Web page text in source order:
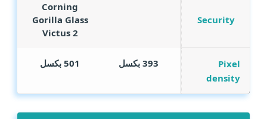
Security
Corning
Gorilla Glass
Victus 2
Pixel
density
393 بكسل 501 بكسل